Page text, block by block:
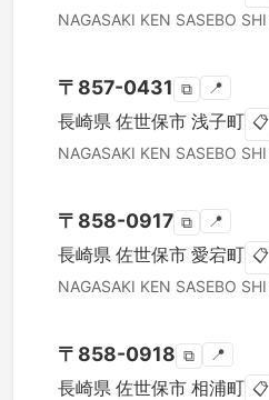
NAGASAKI KEN SASEBO SHI
〒 857-0431 ⧉ 📍
長崎県 佐世保市 浅子町 📋
NAGASAKI KEN SASEBO SHI
〒 858-0917 ⧉ 📍
長崎県 佐世保市 愛宕町 📋
NAGASAKI KEN SASEBO SHI
〒 858-0918 ⧉ 📍
長崎県 佐世保市 相浦町 📋